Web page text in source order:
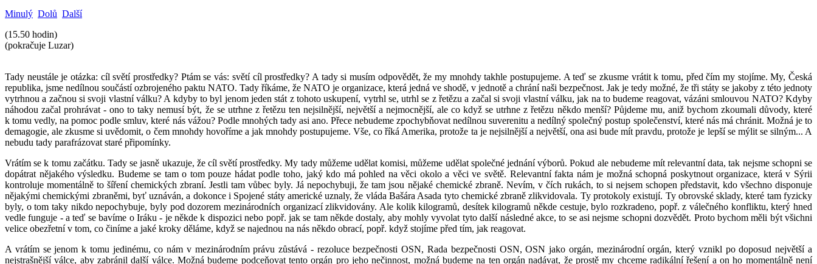
Minulý Dolů Další
(15.50 hodin)
(pokračuje Luzar)
Tady neustále je otázka: cíl světí prostředky? Ptám se vás: světí cíl prostředky? A tady si musím odpovědět, že my mnohdy takhle postupujeme. A teď se zkusme vrátit k tomu, před čím my stojíme. My, Česká
republika, jsme nedílnou součástí ozbrojeného paktu NATO. Tady říkáme, že NATO je organizace, která jedná ve shodě, v jednotě a chrání naši bezpečnost. Jak je tedy možné, že tři státy se jakoby z této jednoty
vytrhnou a začnou si svoji vlastní válku? A kdyby to byl jenom jeden stát z tohoto uskupení, vytrhl se, utrhl se z řetězu a začal si svoji vlastní válku, jak na to budeme reagovat, vázáni smlouvou NATO? Kdyby
náhodou začal prohrávat - ono to taky nemusí být, že se utrhne z řetězu ten nejsilnější, největší a nejmocnější, ale co když se utrhne z řetězu někdo menší? Půjdeme mu, aniž bychom zkoumali důvody, které
k tomu vedly, na pomoc podle smluv, které nás vážou? Podle mnohých tady asi ano. Přece nebudeme zpochybňovat nedílnou suverenitu a nedílný společný postup společenství, které nás má chránit. Možná je to
demagogie, ale zkusme si uvědomit, o čem mnohdy hovoříme a jak mnohdy postupujeme. Vše, co říká Amerika, protože ta je nejsilnější a největší, ona asi bude mít pravdu, protože je lepší se mýlit se silným... A
nebudu tady parafrázovat staré připomínky.
Vrátím se k tomu začátku. Tady se jasně ukazuje, že cíl světí prostředky. My tady můžeme udělat komisi, můžeme udělat společné jednání výborů. Pokud ale nebudeme mít relevantní data, tak nejsme schopni se
dopátrat nějakého výsledku. Budeme se tam o tom pouze hádat podle toho, jaký kdo má pohled na věci okolo a věci ve světě. Relevantní fakta nám je možná schopná poskytnout organizace, která v Sýrii
kontroluje momentálně to šíření chemických zbraní. Jestli tam vůbec byly. Já nepochybuji, že tam jsou nějaké chemické zbraně. Nevím, v čích rukách, to si nejsem schopen představit, kdo všechno disponuje
nějakými chemickými zbraněmi, byť uznáván, a dokonce i Spojené státy americké uznaly, že vláda Bašára Asada tyto chemické zbraně zlikvidovala. Ty protokoly existují. Ty obrovské sklady, které tam fyzicky
byly, o tom taky nikdo nepochybuje, byly pod dozorem mezinárodních organizací zlikvidovány. Ale kolik kilogramů, desítek kilogramů někde cestuje, bylo rozkradeno, popř. z válečného konfliktu, který hned
vedle funguje - a teď se bavíme o Iráku - je někde k dispozici nebo popř. jak se tam někde dostaly, aby mohly vyvolat tyto další následné akce, to se asi nejsme schopni dozvědět. Proto bychom měli být všichni
velice obezřetní v tom, co činíme a jaké kroky děláme, když se najednou na nás někdo obrací, popř. když stojíme před tím, jak reagovat.
A vrátím se jenom k tomu jedinému, co nám v mezinárodním právu zůstává - rezoluce bezpečnosti OSN, Rada bezpečnosti OSN, OSN jako orgán, mezinárodní orgán, který vznikl po doposud největší a
nejstrašnější válce, aby zabránil další válce. Možná budeme podceňovat tento orgán pro jeho nečinnost, možná budeme na ten orgán nadávat, že prostě my chceme radikální řešení a on ho momentálně není